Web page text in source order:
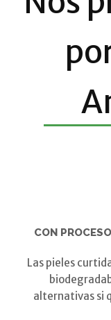
CON
Las pieles
alternativas si